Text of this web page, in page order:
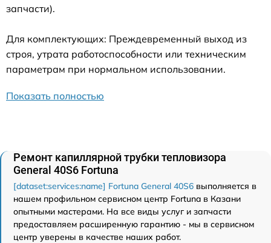
запчасти).
Для комплектующих: Преждевременный выход из
строя, утрата работоспособности или техническим
параметрам при нормальном использовании.
Показать полностью
Ремонт капиллярной трубки тепловизора
General 40S6 Fortuna
[dataset:services:name] Fortuna General 40S6 выполняется в
нашем профильном сервисном центр Fortuna в Казани
опытными мастерами. На все виды услуг и запчасти
предоставляем расширенную гарантию - мы в сервисном
центр уверены в качестве наших работ.